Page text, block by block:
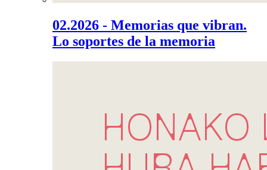
02.2026 - Memorias que vibran.
Lo soportes de la memoria